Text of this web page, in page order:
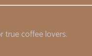
true coffee lovers.